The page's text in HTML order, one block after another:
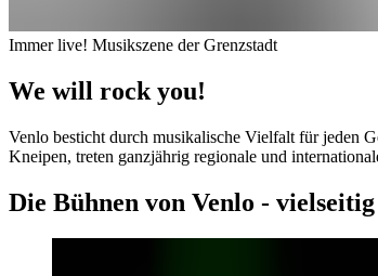
Immer live! Musikszene der Grenzstadt
We will rock you!
Venlo besticht durch musikalische Vielfalt für jeden
Kneipen, treten ganzjährig regionale und
Die Bühnen von Venlo -